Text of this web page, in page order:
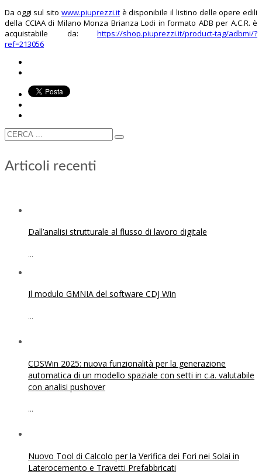
Da oggi sul sito www.piuprezzi.itè disponibile il listino delle opere edili
della CCIAA di Milano Monza Brianza Lodi in formato ADB per A.C.R. è
acquistabile da: https://shop.piuprezzi.it/product-tag/adbmi/?
ref=213056
Articoli recenti
Dall’analisi strutturale al flusso di lavoro digitale
...
Il modulo GMNIA del software CDJ Win
...
CDSWin 2025: nuova funzionalità per la generazione
automatica di un modello spaziale con setti in c.a. valutabile
con analisi pushover
...
Nuovo Tool di Calcolo per la Verifica dei Fori nei Solai in
Laterocemento e Travetti Prefabbricati